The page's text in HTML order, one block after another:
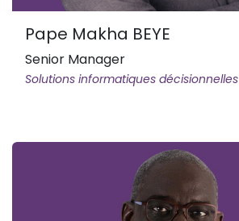
Pape Makha BEYE
Senior Manager
Solutions informatiques décisionnelles